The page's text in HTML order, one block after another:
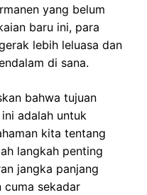
yang belum
baru ini, para
lebih leluasa dan
di sana.
bahwa tujuan
adalah untuk
kita tentang
langkah penting
jangka panjang
cuma sekadar